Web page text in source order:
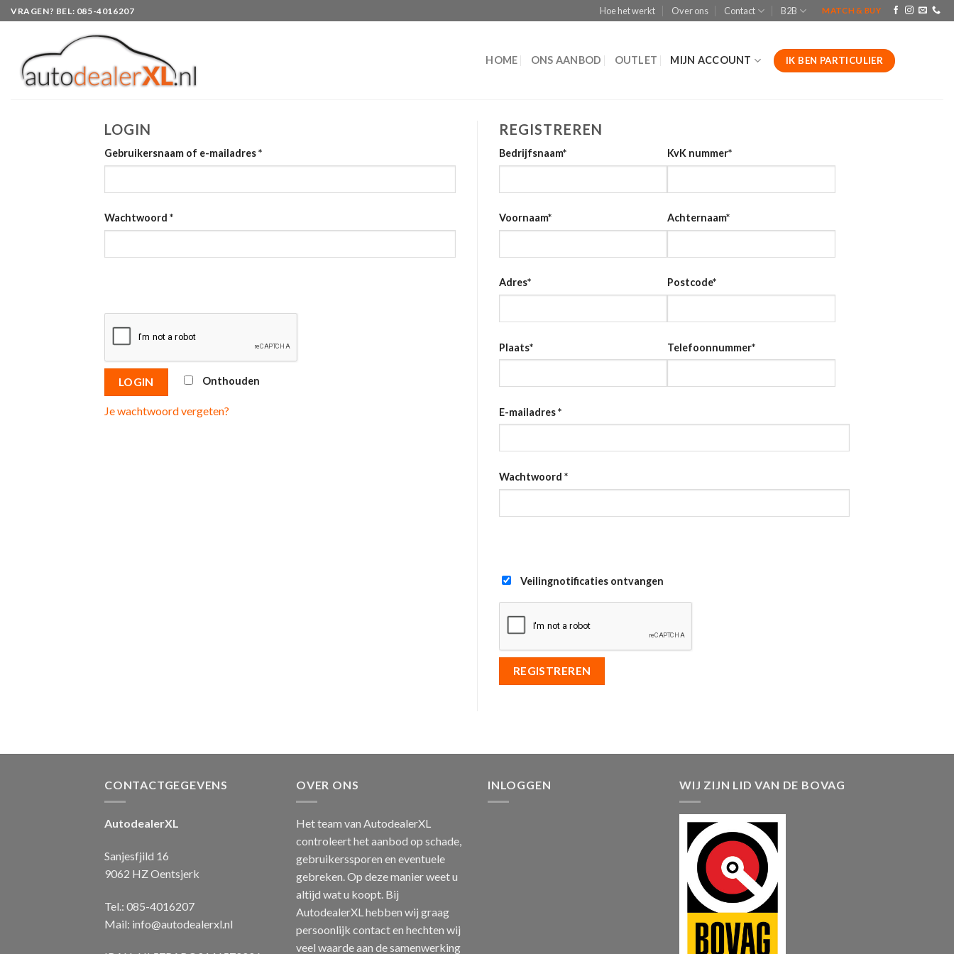
Skip
to
VRAGEN? BEL: 085-4016207 Hoe het werkt Over ons Contact B2B MATCH & BUY
HOME ONS AANBOD OUTLET MIJN ACCOUNT IK BEN PARTICULIER
LOGIN
Gebruikersnaam of e-mailadres*
Wachtwoord *
LOGIN Onthouden
Je wachtwoord vergeten?
REGISTREREN
Bedrijfsnaam* KvK nummer*
Voornaam* Achternaam*
Adres* Postcode*
Plaats* Telefoonnummer*
E-mailadres*
Wachtwoord *
Veilingnotificaties ontvangen
REGISTREREN
CONTACTGEGEVENS
AutodealerXL
Sanjesfjild 16
9062 HZ Oentsjerk
Tel.: 085-4016207
Mail: info@autodealerxl.nl
OVER ONS
Het team van AutodealerXL
controleert het aanbod op schade,
gebruikerssporen en eventuele
gebreken. Op deze manier weet u
altijd wat u koopt. Bij
AutodealerXL hebben wij graag
persoonlijk contact en hechten wij
veel waarde aan de samenwerking
INLOGGEN WIJ ZIJN LID VAN DE BOVAG